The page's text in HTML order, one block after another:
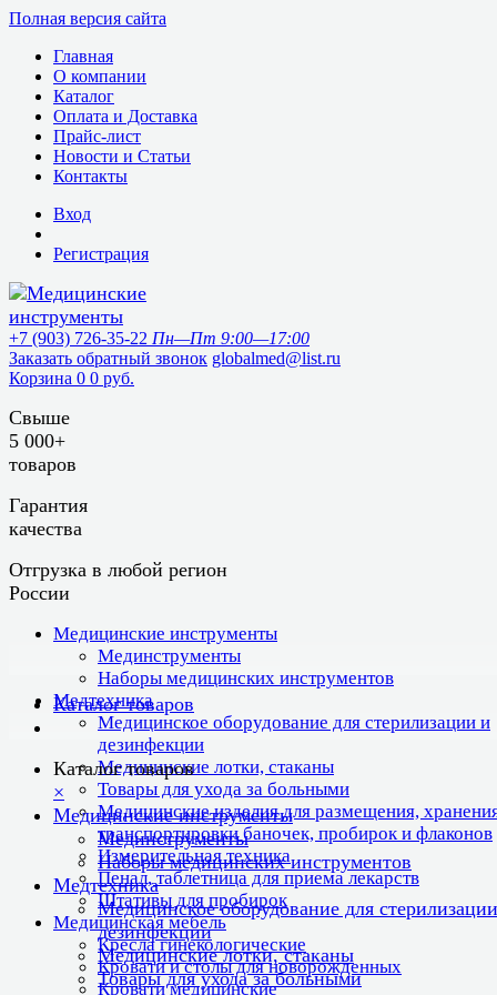
Полная версия сайта
Главная
О компании
Каталог
Оплата и Доставка
Прайс-лист
Новости и Статьи
Контакты
Вход
Регистрация
+7 (903) 726-35-22 Пн—Пт 9:00—17:00
Заказать обратный звонок globalmed@list.ru
Корзина 0 0 руб.
Свыше
5 000+
товаров
Гарантия
качества
Отгрузка в любой регион
России
Медицинские инструменты
Мединструменты
Наборы медицинских инструментов
Медтехника
Медицинское оборудование для стерилизации и
дезинфекции
Медицинские лотки, стаканы
Товары для ухода за больными
Медицинские изделия для размещения,
транспортировки баночек, пробирок и флаконов
Измерительная техника
Пенал, таблетница для приема лекарств
Штативы для пробирок
Медицинская мебель
Кресла гинекологические
Кровати и столы для новорожденных
Кровати медицинские
Каталог товаров
Каталог товаров
×
Медицинские инструменты
Мединструменты
Наборы медицинских инструментов
Медтехника
Медицинское оборудование для
дезинфекции
Медицинские лотки, стаканы
Товары для ухода за больными